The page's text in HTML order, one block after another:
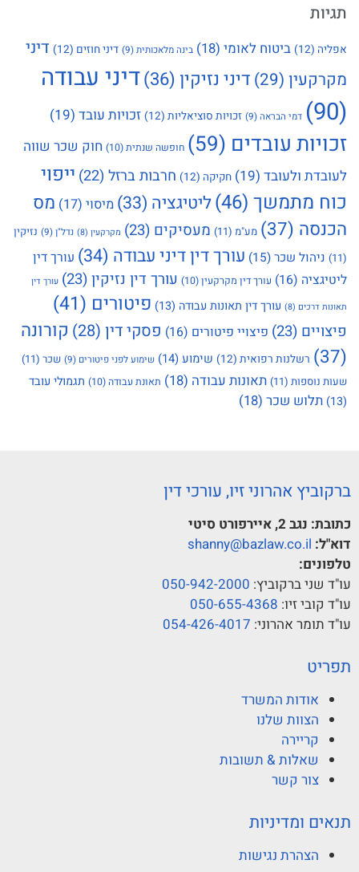
תגיות
אפליה (12) ביטוח לאומי (18) בינה מלאכותית(9) דיני חוזים (12)
דיני
מקרקעין (29) דיני נזיקין (36)
דיני עבודה
(90)
דמי הבראה(9) זכויות סוציאליות (12) זכויות עובד (19)
זכויות עובדים (59) חופשה שנתית(10)
חוק שכר שווה
לעובדת ולעובד (19) חקיקה (12) חרבות ברזל (22)
ייפוי
כוח מתמשך (46) ליטיגציה (33) מיסוי (17)
מס
הכנסה (37) מע"מ (11) מעסיקים (23) מקרקעין (8) נדל"ן(9)
נזיקין
(11)
ניהול שכר(15) עורך דין דיני עבודה (34)
עורך דין
ליטיגציה (16) עורך דין מקרקעין(10) עורך דין נזיקין(23) עורך דין
תאונות דרכים (8) עורך דין תאונות עבודה (13) פיטורים (41)
פיצויים (23) פיצויי פיטורים (16) פסקי דין (28)
קורונה
(37)
רשלנות רפואית (12) שימוע(14) שימוע לפני פיטורים (9) שכר (11)
שעות נוספות (11) תאונות עבודה (18) תאונת עבודה (10)
תגמולי עובד
(13)
תלוש שכר (18)
ברקוביץ אהרוני זיו, עורכי דין
כתובת: נגב 2, איירפורט סיטי
דוא"ל: shanny@bazlaw.co.il
טלפונים:
עו"ד שני ברקוביץ: 050-942-2000
עו"ד קובי זיו: 050-655-4368
עו"ד תומר אהרוני: 054-426-4017
תפריט
אודות המשרד
הצוות שלנו
קריירה
שאלות & תשובות
צור קשר
תנאים ומדיניות
הצהרת נגישות